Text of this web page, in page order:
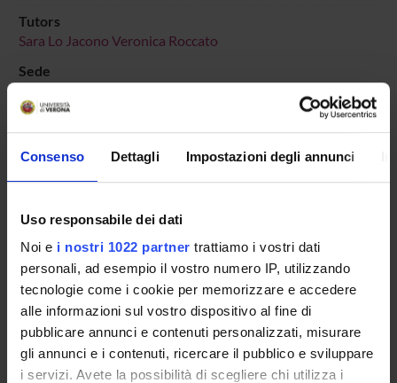
Consenso Dettagli Impostazioni degli annunci
Uso responsabile dei dati
Noi e i nostri 1022 partner trattiamo i vostri dati
personali, ad esempio il vostro numero IP, utilizzando
tecnologie come i cookie per memorizzare e accedere
alle informazioni sul vostro dispositivo al fine di
pubblicare annunci e contenuti personalizzati, misurare
gli annunci e i contenuti, ricercare il pubblico e sviluppare
i servizi. Avete la possibilità di scegliere chi utilizza i
Tutors
Sara Lo Jacono Veronica Roccato
Sede
Dipartimento di riferimento
Area disciplinare
Lettere, Arti e Comunicazione
Presentazione